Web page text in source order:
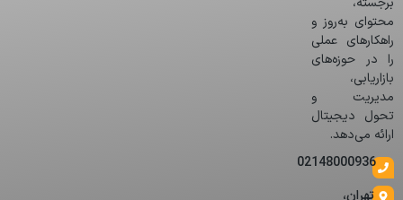
محتوای به‌روز و
راهکارهای عملی
را در حوزه‌های
بازاریابی،
مدیریت و
تحول دیجیتال
ارائه می‌دهد.
02148000936
تهران،